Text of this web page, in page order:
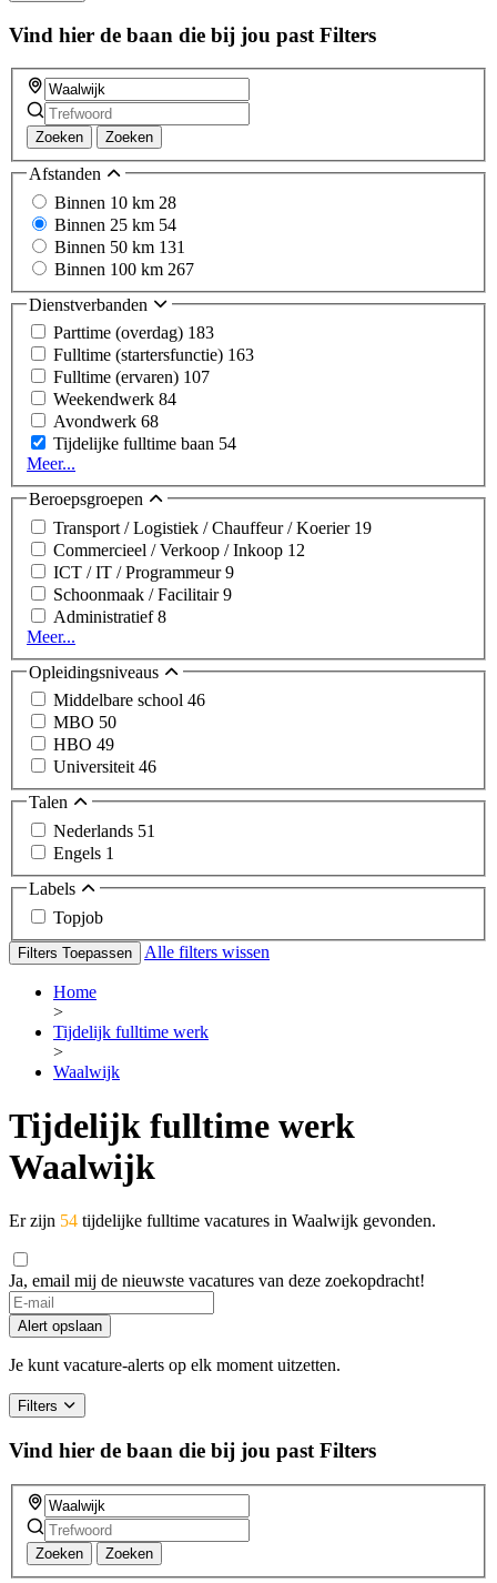
Vind hier de baan die bij jou past Filters
Zoeken Zoeken
Afstanden
Binnen 10 km 28
Binnen 25 km 54
Binnen 50 km 131
Binnen 100 km 267
Dienstverbanden
Parttime (overdag) 183
Fulltime (startersfunctie) 163
Fulltime (ervaren) 107
Weekendwerk 84
Avondwerk 68
Tijdelijke fulltime baan 54
Meer...
Beroepsgroepen
Transport / Logistiek / Chauffeur / Koerier 19
Commercieel / Verkoop / Inkoop 12
ICT / IT / Programmeur9
Schoonmaak / Facilitair9
Administratief8
Meer...
Opleidingsniveaus
Middelbare school 46
MBO 50
HBO 49
Universiteit46
Talen
Nederlands 51
Engels 1
Labels
Topjob
Filters Toepassen Alle filters wissen
Home
>
Tijdelijk fulltime werk
>
Waalwijk
Tijdelijk fulltime werk
Waalwijk
Er zijn 54 tijdelijke fulltime vacatures in Waalwijk gevonden.
Ja, email mij de nieuwste vacatures van deze zoekopdracht!
If
you
are
a
ignore
this
field
Alert opslaan
Je kunt vacature-alerts op elk moment uitzetten.
Filters
Vind hier de baan die bij jou past Filters
Zoeken Zoeken